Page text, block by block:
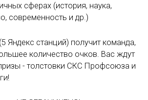
сферах (история, наука,
современность и др.)
станций) получит команда,
количество очков. Вас ждут
- толстовки СКС Профсоюза и